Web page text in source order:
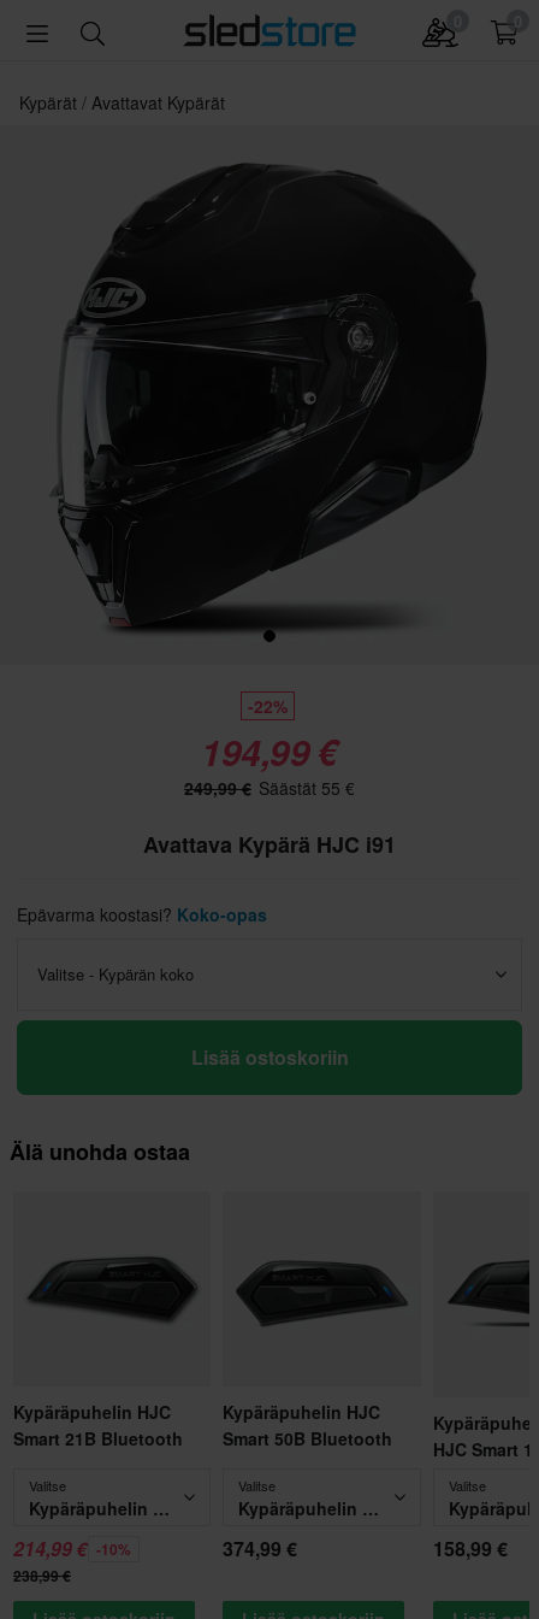
Kypärät Avattavat Kypärät
-22%
194,99 €
249,99 € Säästät 55 €
Avattava Kypärä HJC i91
Epävarma koostasi? Koko-opas
Valitse - Kypärän koko
Lisää ostoskoriin
Älä unohda ostaa
Kypäräpuhelin HJC
Smart 21B Bluetooth
Valitse
Kypäräpuhelin HJC Smart 21B Bluetooth
214,99 € -10%
238,99 €
Kypäräpuhelin HJC
Smart 50B Bluetooth
Valitse
Kypäräpuhelin HJC Smart 50B Bluetooth
374,99 €
HJC Smart
Valitse
158,99 €